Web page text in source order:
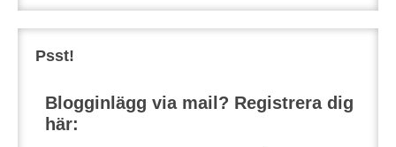
Psst!
Blogginlägg via mail? Registrera dig
här: